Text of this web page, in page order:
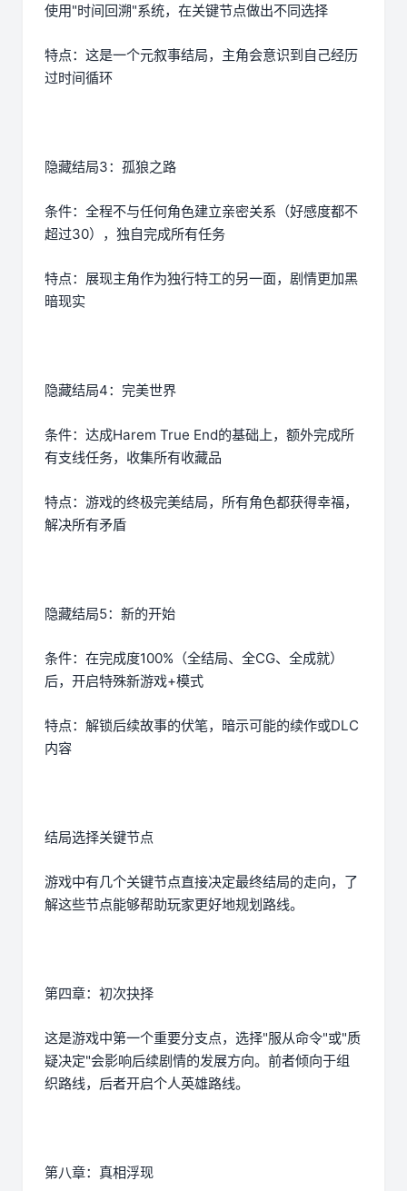
使用"时间回溯"系统，在关键节点做出不同选择
特点：这是一个元叙事结局，主角会意识到自己经历
过时间循环
隐藏结局3：孤狼之路
条件：全程不与任何角色建立亲密关系（好感度都不
超过30），独自完成所有任务
特点：展现主角作为独行特工的另一面，剧情更加黑
暗现实
隐藏结局4：完美世界
条件：达成Harem True End的基础上，额外完成所
有支线任务，收集所有收藏品
特点：游戏的终极完美结局，所有角色都获得幸福，
解决所有矛盾
隐藏结局5：新的开始
条件：在完成度100%（全结局、全CG、全成就）
后，开启特殊新游戏+模式
特点：解锁后续故事的伏笔，暗示可能的续作或DLC
内容
结局选择关键节点
游戏中有几个关键节点直接决定最终结局的走向，了
解这些节点能够帮助玩家更好地规划路线。
第四章：初次抉择
这是游戏中第一个重要分支点，选择"服从命令"或"质
疑决定"会影响后续剧情的发展方向。前者倾向于组
织路线，后者开启个人英雄路线。
第八章：真相浮现